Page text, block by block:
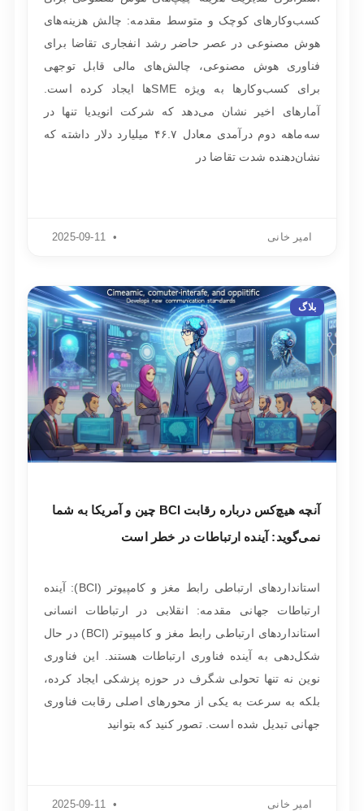
کسب‌وکارهای کوچک و متوسط مقدمه: چالش هزینه‌های
هوش مصنوعی در عصر حاضر رشد انفجاری تقاضا برای
فناوری هوش مصنوعی، چالش‌های مالی قابل توجهی
برای کسب‌وکارها به ویژه SMEها ایجاد کرده است.
آمارهای اخیر نشان می‌دهد که شرکت انویدیا تنها در
سه‌ماهه دوم درآمدی معادل ۴۶.۷ میلیارد دلار داشته که
نشان‌دهنده شدت تقاضا در
امیر خانی
بلاگ
آنچه هیچ‌کس درباره رقابت BCI چین و آمریکا به شما
نمی‌گوید: آینده ارتباطات در خطر است
استانداردهای ارتباطی رابط مغز و کامپیوتر (BCI): آینده
ارتباطات جهانی مقدمه: انقلابی در ارتباطات انسانی
استانداردهای ارتباطی رابط مغز و کامپیوتر (BCI) در حال
شکل‌دهی به آینده فناوری ارتباطات هستند. این فناوری
نوین نه تنها تحولی شگرف در حوزه پزشکی ایجاد کرده،
بلکه به سرعت به یکی از محورهای اصلی رقابت فناوری
جهانی تبدیل شده است. تصور کنید که بتوانید
امیر خانی